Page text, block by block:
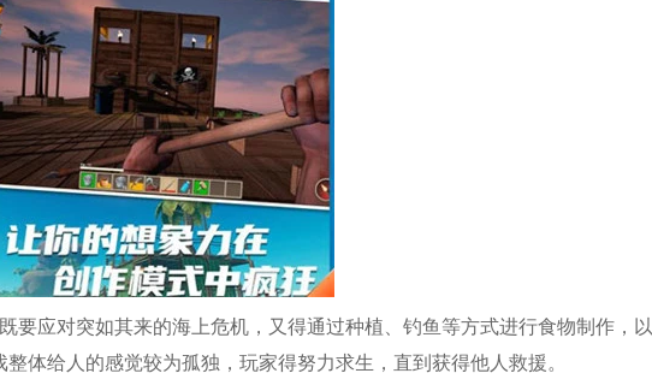
要应对突如其来的海上危机，又得通过种植、钓鱼等方式进行食物制作，以
体给人的感觉较为孤独，玩家得努力求生，直到获得他人救援。